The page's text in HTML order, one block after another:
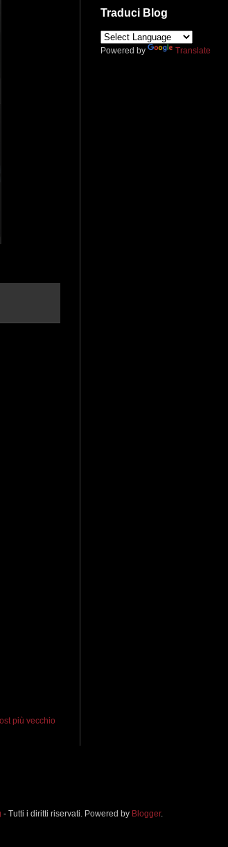
più vecchio
Traduci Blog
Powered by Translate
- Tutti i diritti riservati. Powered by Blogger.